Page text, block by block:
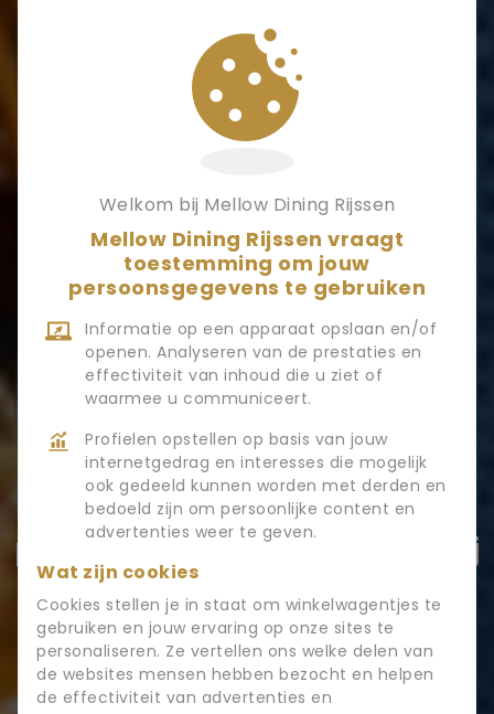
Menukaart &
Prijzen
Bekijk onze menukaart en de
prijzen voor onbeperkt dineren bij
Mellow Dining Rijssen.
RESERVEREN
Welkom bij Mellow Dining Rijssen
Mellow Dining Rijssen vraagt
toestemming om jouw
persoonsgegevens te gebruiken
Informatie op een apparaat opslaan en/of
openen. Analyseren van de prestaties en
effectiviteit van inhoud die u ziet of
waarmee u communiceert.
Profielen opstellen op basis van jouw
internetgedrag en interesses die mogelijk
ook gedeeld kunnen worden met derden en
bedoeld zijn om persoonlijke content en
advertenties weer te geven.
Wat zijn cookies
Cookies stellen je in staat om winkelwagentjes te
gebruiken en jouw ervaring op onze sites te
personaliseren. Ze vertellen ons welke delen van
de websites mensen hebben bezocht en helpen
de effectiviteit van advertenties en